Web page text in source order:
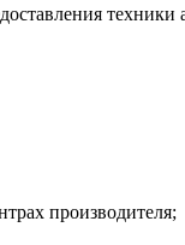
техники
производителя;